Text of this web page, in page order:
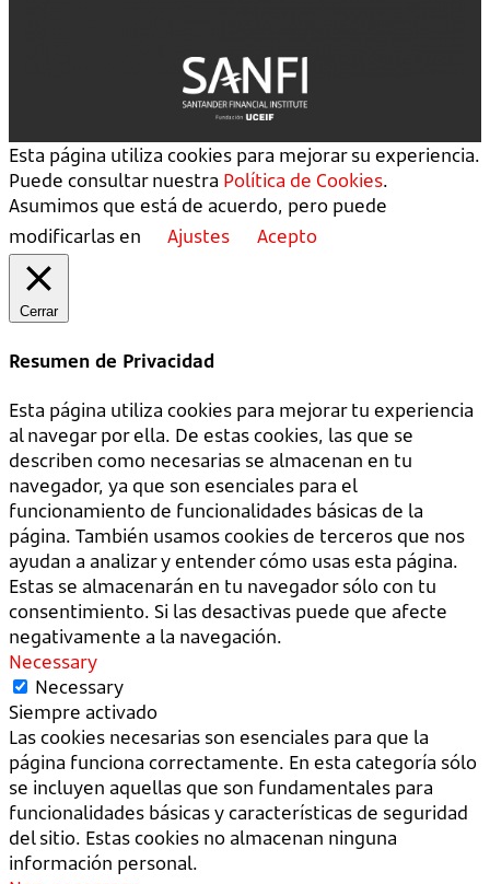
Esta página utiliza cookies para mejorar su experiencia.
Puede consultar nuestra Política de Cookies.
Asumimos que está de acuerdo, pero puede
modificarlas en
Ajustes Acepto
Cerrar
Resumen de Privacidad
Esta página utiliza cookies para mejorar tu experiencia
al navegar por ella. De estas cookies, las que se
describen como necesarias se almacenan en tu
navegador, ya que son esenciales para el
funcionamiento de funcionalidades básicas de la
página. También usamos cookies de terceros que nos
ayudan a analizar y entender cómo usas esta página.
Estas se almacenarán en tu navegador sólo con tu
consentimiento. Si las desactivas puede que afecte
negativamente a la navegación.
Necessary
Necessary
Siempre activado
Las cookies necesarias son esenciales para que la
página funciona correctamente. En esta categoría sólo
se incluyen aquellas que son fundamentales para
funcionalidades básicas y características de seguridad
del sitio. Estas cookies no almacenan ninguna
información personal.